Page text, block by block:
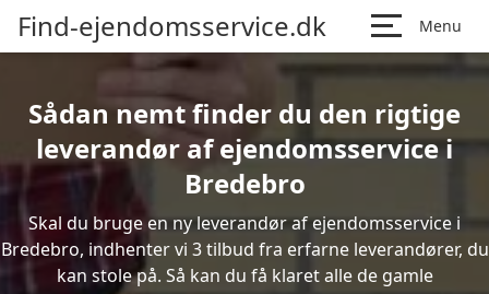
Find-ejendomsservice.dk Menu
Sådan nemt finder du den rigtige
leverandør af ejendomsservice i
Bredebro
Skal du bruge en ny leverandør af ejendomsservice i
Bredebro, indhenter vi 3 tilbud fra erfarne leverandører, du
kan stole på. Så kan du få klaret alle de gamle